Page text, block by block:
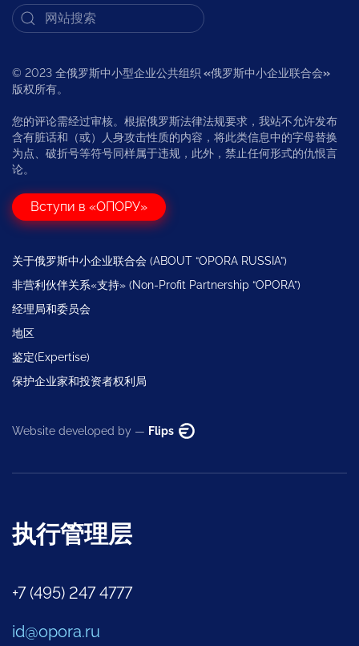
© 2023 全俄罗斯中小型企业公共组织 «俄罗斯中小企业联合会»
版权所有。
您的评论需经过审核。根据俄罗斯法律法规要求，我站不允许发布
含有脏话和（或）人身攻击性质的内容，将此类信息中的字母替换
为点、破折号等符号同样属于违规，此外，禁止任何形式的仇恨言
论。
Вступи в «ОПОРУ»
关于俄罗斯中小企业联合会 (ABOUT “OPORA RUSSIA”)
非营利伙伴关系«支持» (Non-Profit Partnership “OPORA”)
经理局和委员会
地区
鉴定(Expertise)
保护企业家和投资者权利局
Website developed by — Flips
执行管理层
+7 (495) 247 4777
id@opora.ru